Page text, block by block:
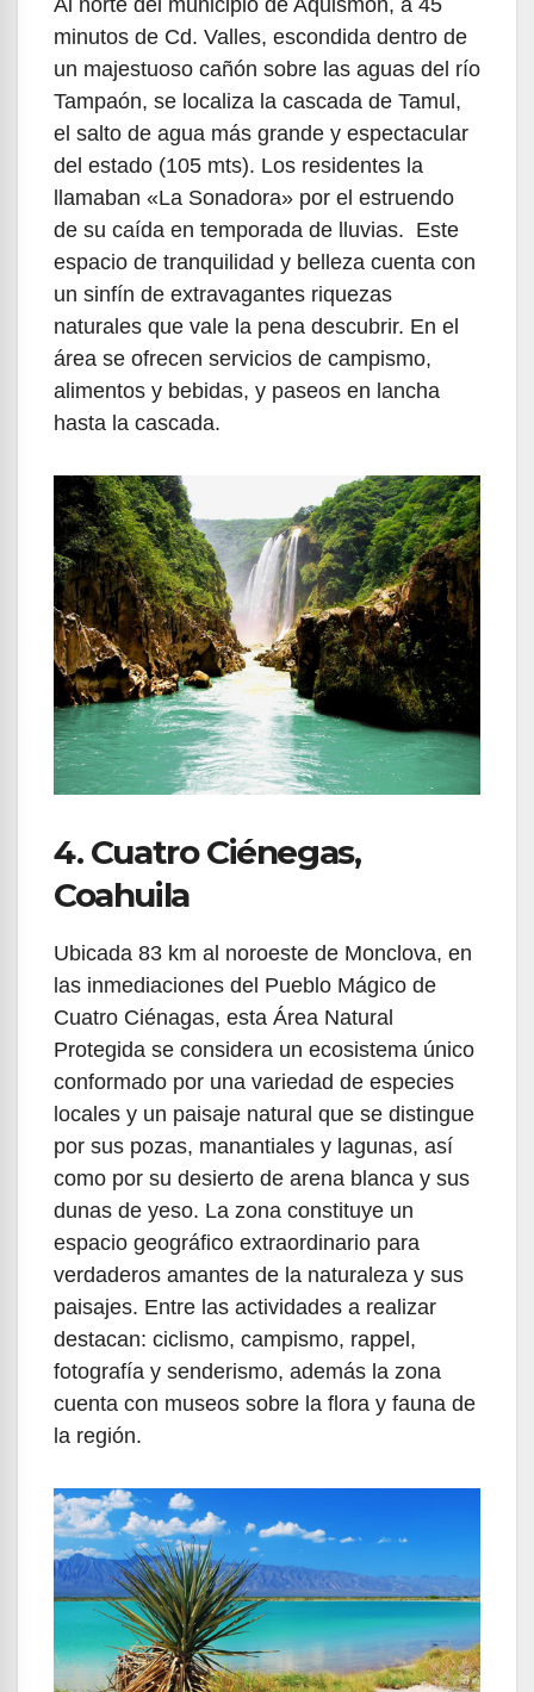
minutos de Cd. Valles, escondida dentro de
un majestuoso cañón sobre las aguas del río
Tampaón, se localiza la cascada de Tamul,
el salto de agua más grande y espectacular
del estado (105 mts). Los residentes la
llamaban «La Sonadora» por el estruendo
de su caída en temporada de lluvias. Este
espacio de tranquilidad y belleza cuenta con
un sinfín de extravagantes riquezas
naturales que vale la pena descubrir. En el
área se ofrecen servicios de campismo,
alimentos y bebidas, y paseos en lancha
hasta la cascada.
4. Cuatro Ciénegas,
Coahuila
Ubicada 83 km al noroeste de Monclova, en
las inmediaciones del Pueblo Mágico de
Cuatro Ciénagas, esta Área Natural
Protegida se considera un ecosistema único
conformado por una variedad de especies
locales y un paisaje natural que se distingue
por sus pozas, manantiales y lagunas, así
como por su desierto de arena blanca y sus
dunas de yeso. La zona constituye un
espacio geográfico extraordinario para
verdaderos amantes de la naturaleza y sus
paisajes. Entre las actividades a realizar
destacan: ciclismo, campismo, rappel,
fotografía y senderismo, además la zona
cuenta con museos sobre la flora y fauna de
la región.